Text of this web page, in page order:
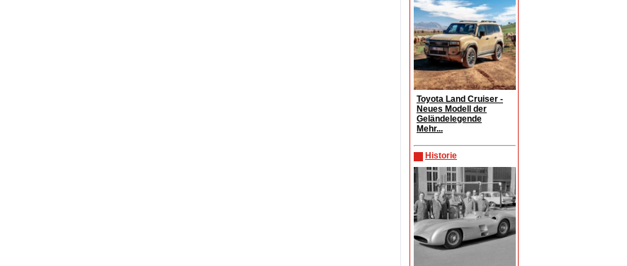
Toyota Land Cruiser -
Neues Modell der
Geländelegende
Mehr...
Historie